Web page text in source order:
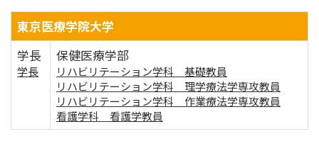
東京医療学院大学
学長
学長
保健医療学部
リハビリテーション学科 基礎教員
リハビリテーション学科 理学療法学専攻教員
リハビリテーション学科 作業療法学専攻教員
看護学科 看護学教員